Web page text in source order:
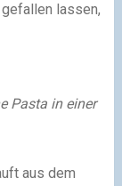
lassen,
Pasta in einer
aus dem